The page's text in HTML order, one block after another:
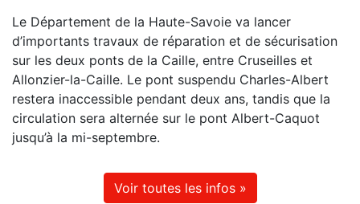
Le Département de la Haute-Savoie va lancer
d’importants travaux de réparation et de sécurisation
sur les deux ponts de la Caille, entre Cruseilles et
Allonzier-la-Caille. Le pont suspendu Charles-Albert
restera inaccessible pendant deux ans, tandis que la
circulation sera alternée sur le pont Albert-Caquot
jusqu’à la mi-septembre.
Voir toutes les infos »